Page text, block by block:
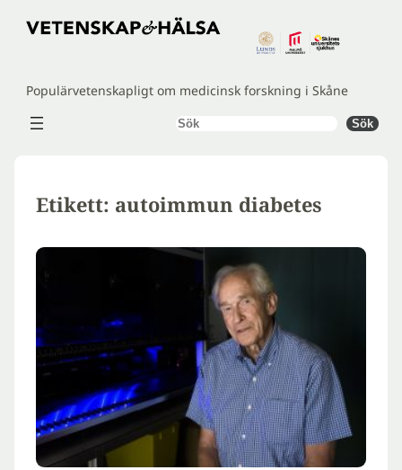
Hoppa
Populärvetenskapligt om medicinsk forskning i Skåne
Sök Sök
Etikett: autoimmun diabetes